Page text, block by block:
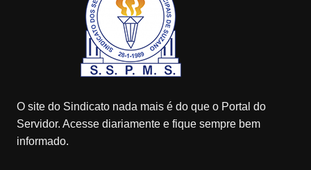
O site do Sindicato nada mais é do que o Portal do
Servidor. Acesse diariamente e fique sempre bem
informado.